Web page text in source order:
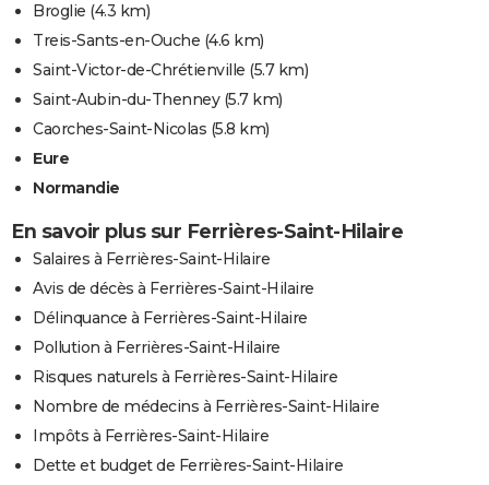
Broglie (4.3 km)
Treis-Sants-en-Ouche (4.6 km)
Saint-Victor-de-Chrétienville (5.7 km)
Saint-Aubin-du-Thenney(5.7 km)
Caorches-Saint-Nicolas (5.8 km)
Eure
Normandie
En savoir plus sur Ferrières-Saint-Hilaire
Salaires à Ferrières-Saint-Hilaire
Avis de décès à Ferrières-Saint-Hilaire
Délinquance à Ferrières-Saint-Hilaire
Pollution à Ferrières-Saint-Hilaire
Risques naturels à Ferrières-Saint-Hilaire
Nombre de médecins à Ferrières-Saint-Hilaire
Impôts à Ferrières-Saint-Hilaire
Dette et budget de Ferrières-Saint-Hilaire